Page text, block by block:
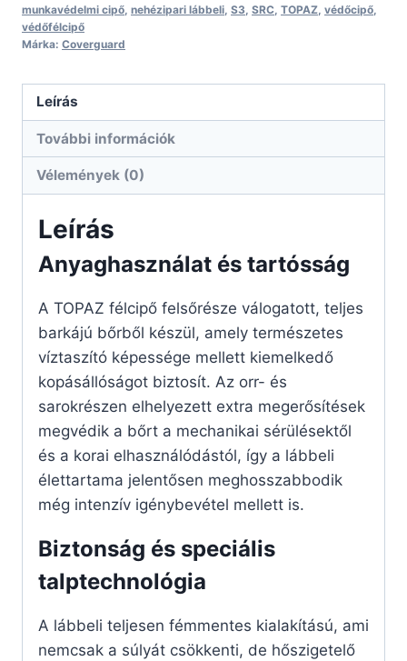
munkavédelmi cipő nehézipari lábbeli S3 SRC TOPAZ védőcipő
védőfélcipő
Márka: Coverguard
Leírás
További információk
Vélemények (0)
Leírás
Anyaghasználat és tartósság
A TOPAZ félcipő felsőrésze válogatott, teljes
barkájú bőrből készül, amely természetes
víztaszító képessége mellett kiemelkedő
kopásállóságot biztosít. Az orr- és
sarokrészen elhelyezett extra megerősítések
megvédik a bőrt a mechanikai sérülésektől
és a korai elhasználódástól, így a lábbeli
élettartama jelentősen meghosszabbodik
még intenzív igénybevétel mellett is.
Biztonság és speciális
talptechnológia
A lábbeli teljesen fémmentes kialakítású, ami
nemcsak a súlyát csökkenti, de hőszigetelő